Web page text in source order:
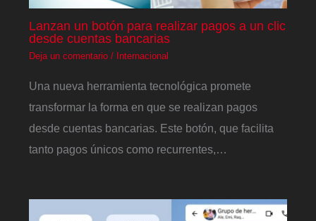
Lanzan un botón para realizar pagos a un clic
desde cuentas bancarias
Deja un comentario / Internacional
Una nueva herramienta tecnológica promete
transformar la forma en que se realizan pagos
desde cuentas bancarias. Este botón, que facilita
tanto pagos únicos como recurrentes,…